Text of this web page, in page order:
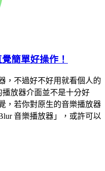
簡單好操作！
，不過好不好用就看個人的
播放器介面並不是十分好
，若你對原生的音樂播放器
音樂播放器」，或許可以